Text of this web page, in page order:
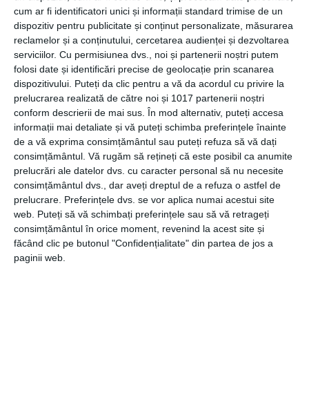
cum ar fi identificatori unici și informații standard trimise de un
dispozitiv pentru publicitate și conținut personalizate, măsurarea
reclamelor și a conținutului, cercetarea audienței și dezvoltarea
serviciilor. Cu permisiunea dvs., noi și partenerii noștri putem
folosi date și identificări precise de geolocație prin scanarea
dispozitivului. Puteți da clic pentru a vă da acordul cu privire la
prelucrarea realizată de către noi și 1017 partenerii noștri
conform descrierii de mai sus. În mod alternativ, puteți accesa
informații mai detaliate și vă puteți schimba preferințele înainte
de a vă exprima consimțământul sau puteți refuza să vă dați
consimțământul. Vă rugăm să rețineți că este posibil ca anumite
prelucrări ale datelor dvs. cu caracter personal să nu necesite
consimțământul dvs., dar aveți dreptul de a refuza o astfel de
prelucrare. Preferințele dvs. se vor aplica numai acestui site
web. Puteți să vă schimbați preferințele sau să vă retrageți
consimțământul în orice moment, revenind la acest site și
făcând clic pe butonul "Confidențialitate" din partea de jos a
paginii web.
Un pastor din provincia Jeonbuk, care a participat la
seminarul biblic, a declarat: „A fost impresionant să îl aud
spunând cu tărie că Apocalipsa este o promisiune a lui
Isus și că nu ar trebui luată cu ușurință.” „Cred că ar fi bine
să ne deschidem inimile și să învățăm aceste cuvinte cu
seriozitate”, a spus acesta.
„Am urmărit prelegerea de pe YouTube după Seminarul
Biblic din Ulsan din ianuarie anul acesta”, a spus misionarul
Park Mo dintr-o zonă apropiată, „și a fost incredibil de
asemănător cu Cuvântul lui Dumnezeu. Simt că am întâlnit